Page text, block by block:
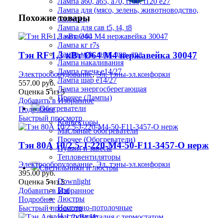
Лампа для (мясо, зелень, животноводство,
бактерец)
Лампа для сав t5, t4, t8
Лампа е40
Лампа кг r7s
Лампа мгл, днат, дрв, дрл
Лампа накаливания
Лампа свеча е14/27
Лампа шар е14/27
Лампа энергосберегающая
Прочее (Лампы)
Обогреватели
Конвекторы
Масляные обогреватели
Прочее (Обогреватели)
Пушки и завесы
Тепловентиляторы
Светильники и люстры
Downlight
Бра
Люстры
Настенно-потолочные
Настольные
Похожие товары
Тэн RF 1,3 кВт Ø64 М4 нержавейка 30047
Электрооборудование,Эл. тэны-эл.конфорки
557.00 руб.
Оценка 5из 5
Добавить в Избранное
Подробнее
Быстрый просмотр
Тэн 80А 10/2,5-J-220-М4-50-F11-3457-О нерж
Электрооборудование, Эл. тэны-эл.конфорки
395.00руб.
Оценка 5из 5
Добавить в Избранное
Подробнее
Быстрый просмотр